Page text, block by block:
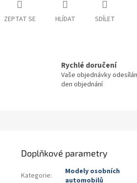
ZEPTAT SE HLÍDAT SDÍLET
Rychlé doručení
Vaše objednávky
den objednání
Doplňkové parametry
Kategorie:
Modely osobních
automobilů